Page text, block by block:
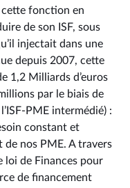
fonction en
de son ISF, sous
injectait dans une
depuis 2007, cette
1,2 Milliards d’euros
par le biais de
PME intermédié) :
constant et
nos PME. A travers
loi de Finances pour
de financement